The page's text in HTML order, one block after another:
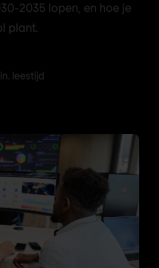
2035 lopen, en hoe je
plant.
leestijd